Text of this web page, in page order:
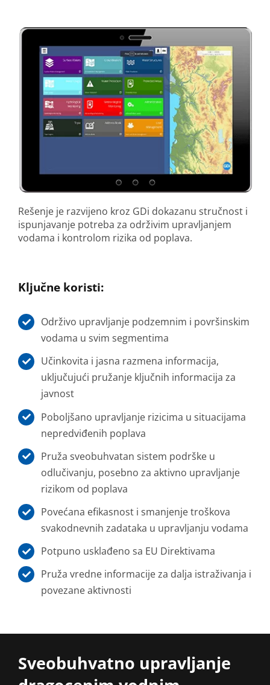
Rešenje je razvijeno kroz GDi dokazanu stručnost i
ispunjavanje potreba za održivim upravljanjem
vodama i kontrolom rizika od poplava.
Ključne koristi:
Održivo upravljanje podzemnim i površinskim
vodama u svim segmentima
Učinkovita i jasna razmena informacija,
uključujući pružanje ključnih informacija za
javnost
Poboljšano upravljanje rizicima u situacijama
nepredviđenih poplava
Pruža sveobuhvatan sistem podrške u
odlučivanju, posebno za aktivno upravljanje
rizikom od poplava
Povećana efikasnost i smanjenje troškova
svakodnevnih zadataka u upravljanju vodama
Potpuno usklađeno sa EU Direktivama
Pruža vredne informacije za dalja istraživanja i
povezane aktivnosti
Sveobuhvatno upravljanje